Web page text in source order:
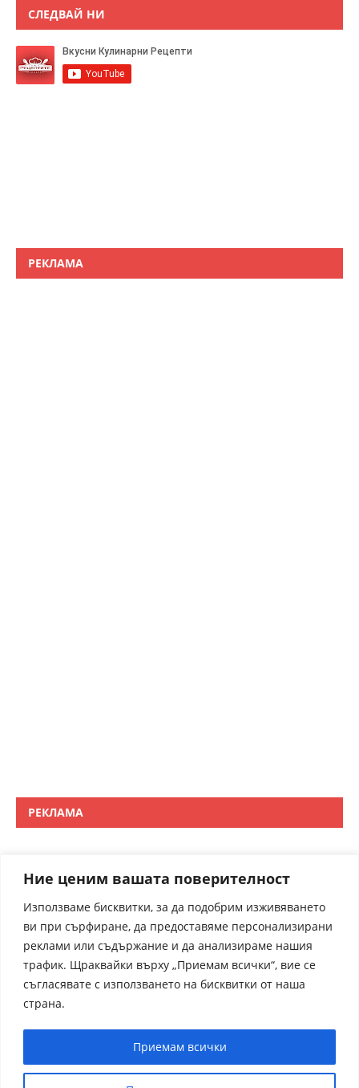
Ние ценим вашата поверителност
Използваме бисквитки, за да подобрим изживяването
ви при сърфиране, да предоставяме персонализирани
реклами или съдържание и да анализираме нашия
трафик. Щраквайки върху „Приемам всички“, вие се
съгласявате с използването на бисквитки от наша
страна.
Приемам всички
СЛЕДВАЙ НИ
РЕКЛАМА
РЕКЛАМА